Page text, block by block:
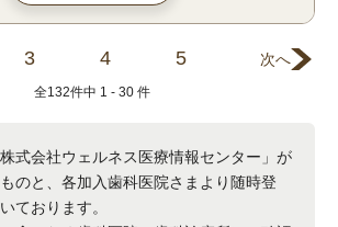
3 4 5 次へ
全132件中 1 - 30 件
式会社ウェルネス医療情報センター」が
のと、各加入歯科医院さまより随時登
ております。